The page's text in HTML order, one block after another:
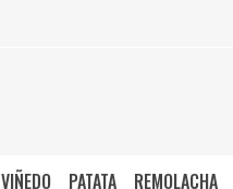
VIÑEDO PATATA REMOLACHA